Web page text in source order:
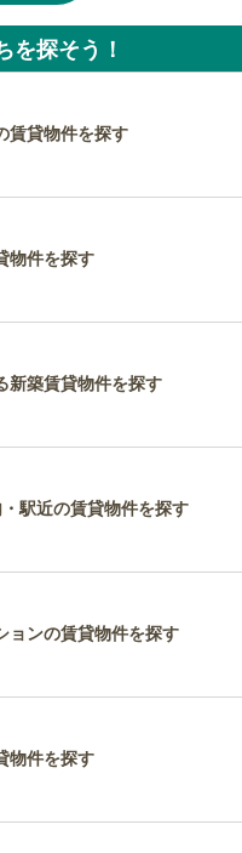
を探そう！
賃貸物件を探す
物件を探す
新築賃貸物件を探す
駅近の賃貸物件を探す
ョンの賃貸物件を探す
物件を探す